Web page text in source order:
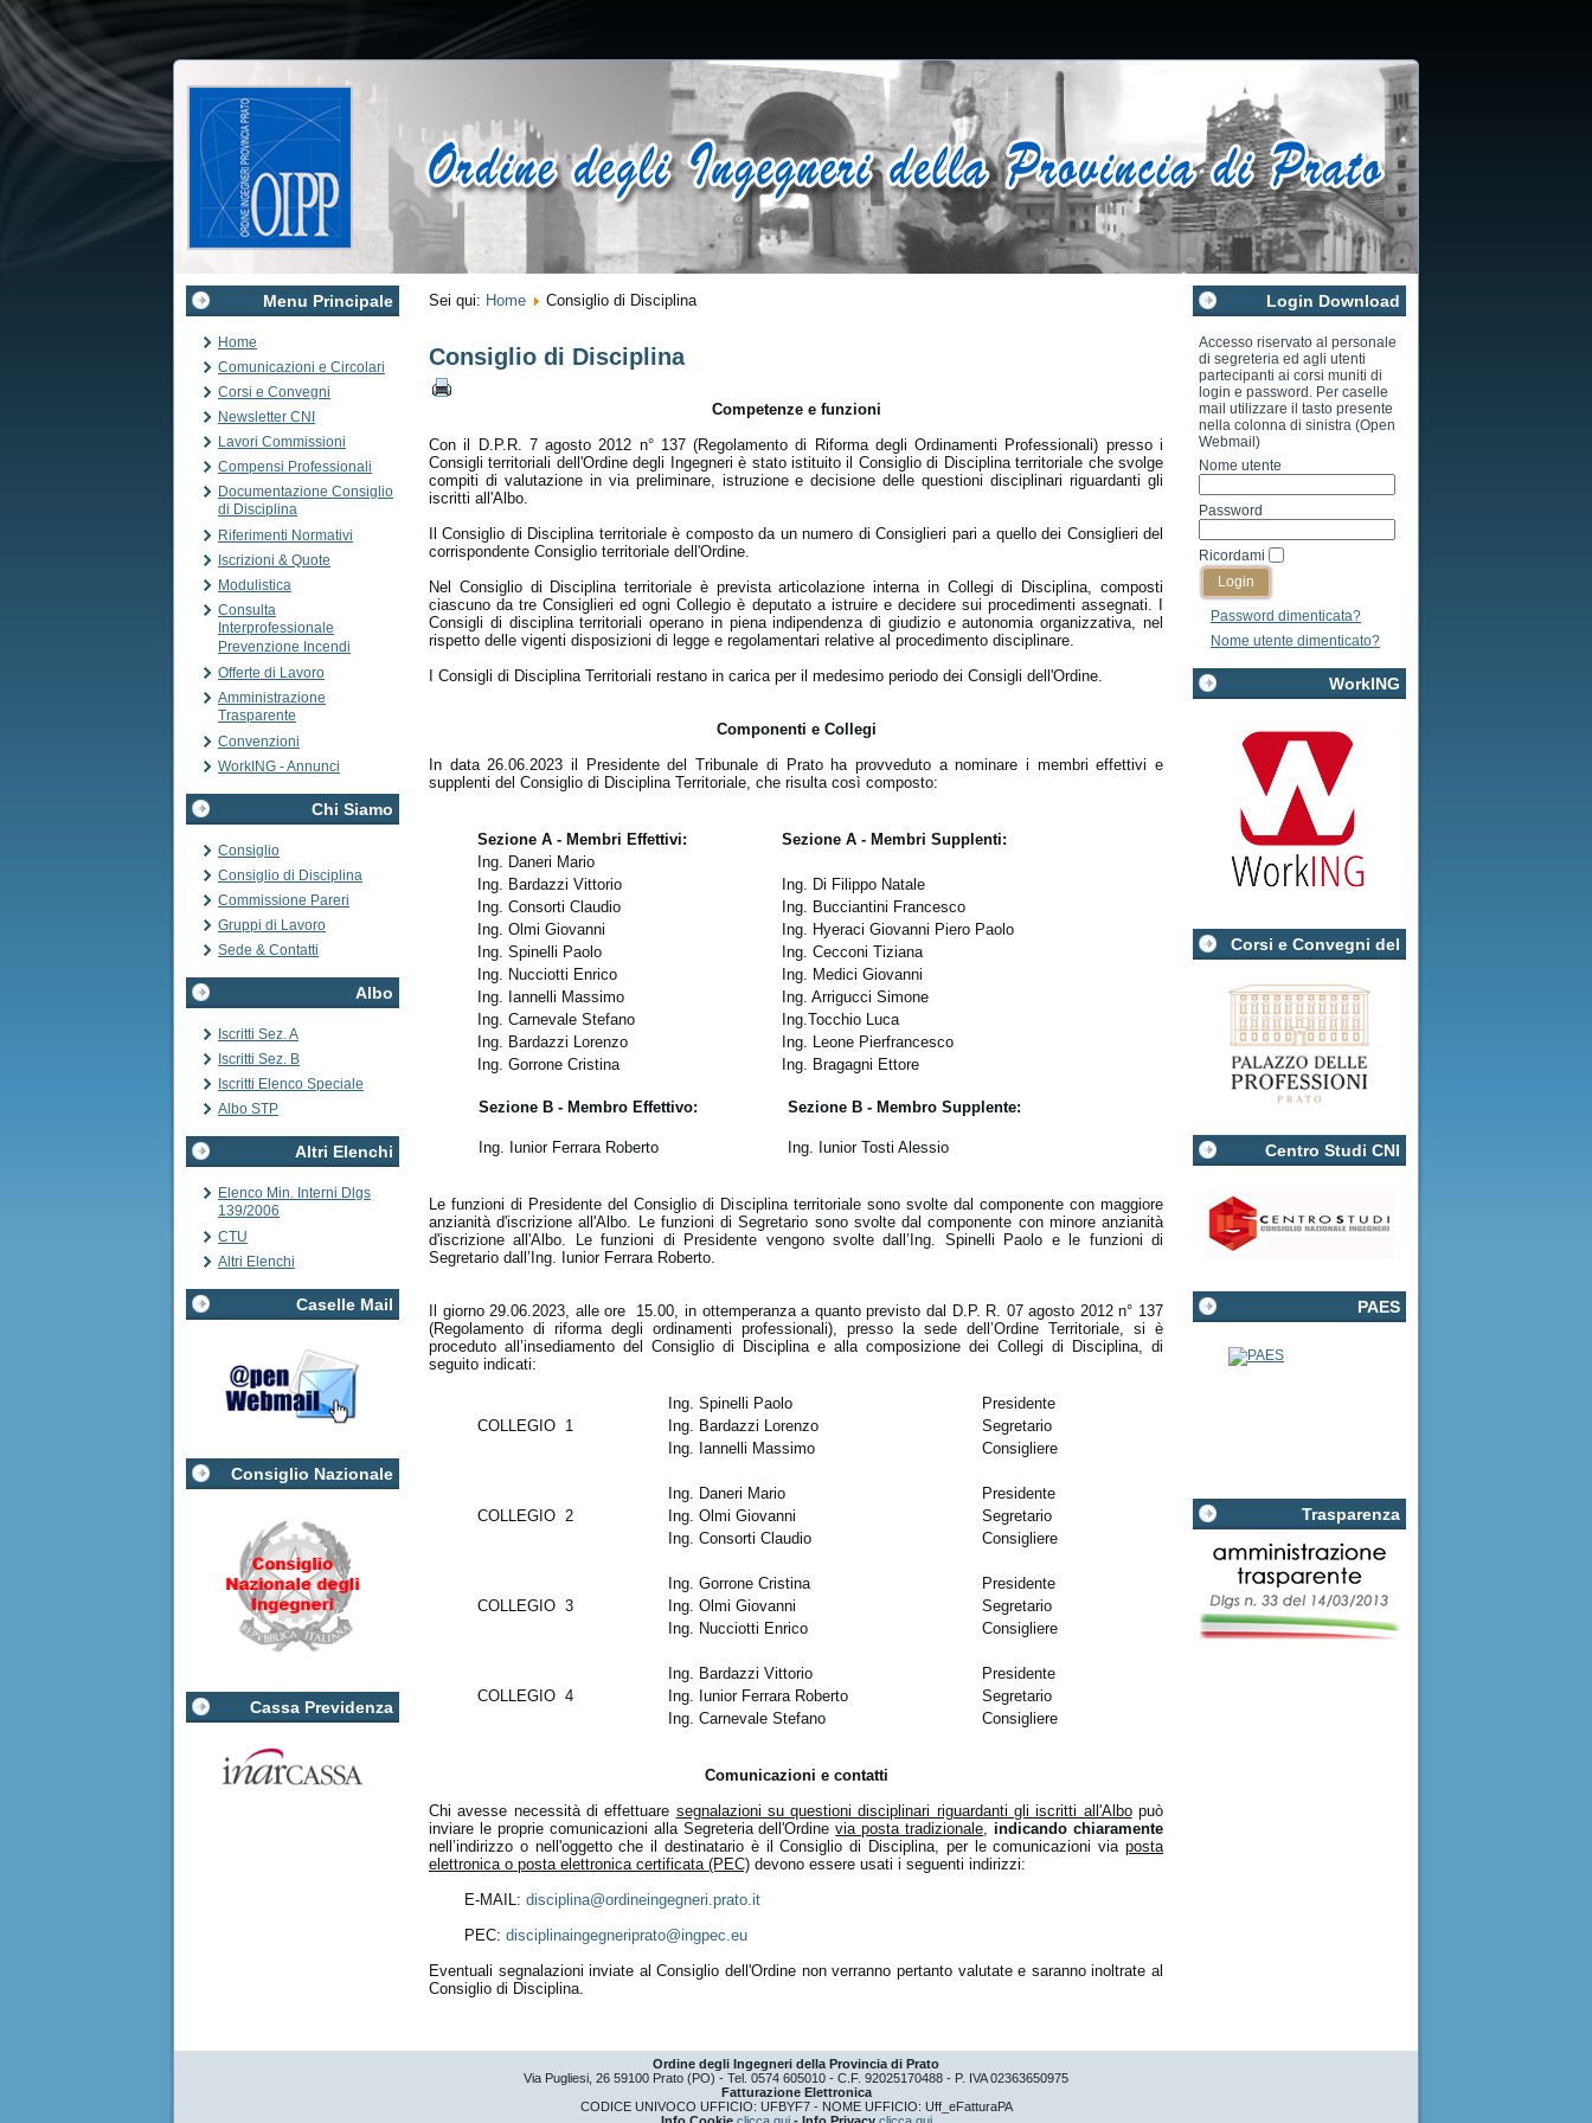
Menu Principale
Home
Comunicazioni e Circolari
Corsi e Convegni
Newsletter CNI
Lavori Commissioni
Compensi Professionali
Documentazione Consiglio
di Disciplina
Riferimenti Normativi
Iscrizioni & Quote
Modulistica
Consulta
Interprofessionale
Prevenzione Incendi
Offerte di Lavoro
Amministrazione
Trasparente
Convenzioni
WorkING - Annunci
Chi Siamo
Consiglio
Consiglio di Disciplina
Commissione Pareri
Gruppi di Lavoro
Sede & Contatti
Albo
Iscritti Sez. A
Iscritti Sez. B
Iscritti Elenco Speciale
Albo STP
Altri Elenchi
Elenco Min. Interni Dlgs
139/2006
CTU
Altri Elenchi
Caselle Mail
Consiglio Nazionale
Cassa Previdenza
Sei qui: Home Consiglio di Disciplina
Consiglio di Disciplina
Competenze e funzioni
Con il D.P.R. 7 agosto 2012 n° 137 (Regolamento di Riforma degli Ordinamenti Professionali) presso i
Consigli territoriali dell'Ordine degli Ingegneri è stato istituito il Consiglio di Disciplina territoriale che svolge
com­piti di valutazione in via preliminare, istruzione e decisione delle questioni disciplinari riguardanti gli
iscritti all'Albo.
Il Consiglio di Disciplina territoriale è composto da un numero di Consiglieri pari a quello dei Consiglieri del
corrispondente Consiglio territoriale dell'Ordine.
Nel Consiglio di Disciplina territoriale è prevista articolazione interna in Collegi di Disciplina, composti
ciascuno da tre Consiglieri ed ogni Collegio è deputato a istruire e decidere sui procedimenti assegnati. I
Consigli di disciplina territoriali operano in piena indipendenza di giudizio e autonomia organizzativa, nel
rispetto delle vigenti disposizioni di legge e regolamentari relative al procedimento disciplinare.
I Consigli di Disciplina Territoriali restano in carica per il medesimo periodo dei Consigli dell'Ordine.
Componenti e Collegi
In data 26.06.2023 il Presidente del Tribunale di Prato ha provveduto a nominare i membri effettivi e
supplenti del Consiglio di Disciplina Territoriale, che risulta così composto:
Sezione A - Membri Effettivi:
Sezione A - Membri Supplenti:
Ing. Daneri Mario
Ing. Bardazzi Vittorio
Ing. Di Filippo Natale
Ing. Consorti Claudio
Ing. Bucciantini Francesco
Ing. Olmi Giovanni
Ing. Hyeraci Giovanni Piero Paolo
Ing. Spinelli Paolo
Ing. Cecconi Tiziana
Ing. Nucciotti Enrico
Ing. Medici Giovanni
Ing. Iannelli Massimo
Ing. Arrigucci Simone
Ing. Carnevale Stefano
Ing.Tocchio Luca
Ing. Bardazzi Lorenzo
Ing. Leone Pierfrancesco
Ing. Gorrone Cristina
Ing. Bragagni Ettore
Sezione B - Membro Effettivo: Sezione B - Membro Supplente:
Ing. Iunior Ferrara Roberto Ing. Iunior Tosti Alessio
Le funzioni di Presidente del Consiglio di Disciplina territoriale sono svolte dal componente con maggiore
anzianità d'iscrizione all'Albo. Le funzioni di Segretario sono svolte dal componente con minore anzianità
d'iscrizione all'Albo. Le funzioni di Presidente vengono svolte dall’Ing. Spinelli Paolo e le funzioni di
Segretario dall’Ing. Iunior Ferrara Roberto.
Il giorno 29.06.2023, alle ore 15.00, in ottemperanza a quanto previsto dal D.P. R. 07 agosto 2012 n° 137
(Regolamento di riforma degli ordinamenti professionali), presso la sede dell’Ordine Territoriale, si è
proceduto all’insediamento del Consiglio di Disciplina e alla composizione dei Collegi di Disciplina, di
seguito indicati:
Ing. Spinelli Paolo
Presidente
COLLEGIO 1
Ing. Bardazzi Lorenzo
Segretario
Ing. Iannelli Massimo
Consigliere
Ing. Daneri Mario
Presidente
COLLEGIO 2
Ing. Olmi Giovanni
Segretario
Ing. Consorti Claudio
Consigliere
Ing. Gorrone Cristina
Presidente
COLLEGIO 3
Ing. Olmi Giovanni
Segretario
Ing. Nucciotti Enrico
Consigliere
Ing. Bardazzi Vittorio
Presidente
COLLEGIO 4
Ing. Iunior Ferrara Roberto
Segretario
Ing. Carnevale Stefano
Consigliere
Comunicazioni e contatti
Chi avesse necessità di effettuare segnalazioni su questioni disciplinari riguardanti gli iscritti all'Albopuò
inviare le proprie comunicazioni alla Segreteria dell'Ordinevia posta tradizionale, indicando chiaramente
nell’indirizzo o nell'oggetto che il destinatario è il Consiglio di Disciplina, per le comunicazioni via posta
elettronica o posta elettronica certificata (PEC) devono essere usati i seguenti indirizzi:
E-MAIL: disciplina@ordineingegneri.prato.it
PEC: disciplinaingegneriprato@ingpec.eu
Eventuali segnalazioni inviate al Consiglio dell'Ordine non verranno pertanto valutate e saranno inoltrate al
Consiglio di Disciplina.
Login Download
Accesso riservato al personale
di segreteria ed agli utenti
partecipanti ai corsi muniti di
login e password. Per caselle
mail utilizzare il tasto presente
nella colonna di sinistra (Open
Webmail)
Nome utente
Password
Ricordami
Password dimenticata?
Nome utente dimenticato?
WorkING
Corsi e Convegni del
Centro Studi CNI
PAES
Trasparenza
Ordine degli Ingegneri della Provincia di Prato
Via Pugliesi, 26 59100 Prato (PO) - Tel. 0574 605010 - C.F. 92025170488 - P. IVA 02363650975
Fatturazione Elettronica
CODICE UNIVOCO UFFICIO: UFBYF7 - NOME UFFICIO: Uff_eFatturaPA